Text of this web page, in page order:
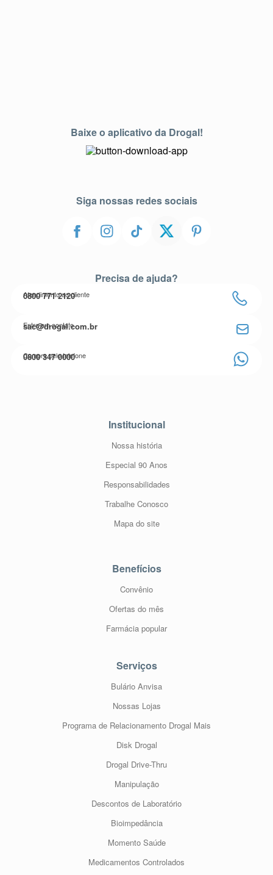
Baixe o aplicativo da Drogal!
Siga nossas redes sociais
Precisa de ajuda?
Atendimento ao cliente
0800 771 2120
Entre em contato
sac@drogal.com.br
Compre pelo telefone
0800 347 0000
Institucional
Nossa história
Especial 90 Anos
Responsabilidades
Trabalhe Conosco
Mapa do site
Benefícios
Convênio
Ofertas do mês
Farmácia popular
Serviços
Bulário Anvisa
Nossas Lojas
Programa de Relacionamento Drogal Mais
Disk Drogal
Drogal Drive-Thru
Manipulação
Descontos de Laboratório
Bioimpedância
Momento Saúde
Medicamentos Controlados